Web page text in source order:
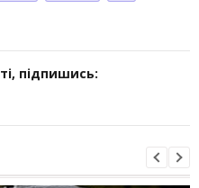
підпишись: